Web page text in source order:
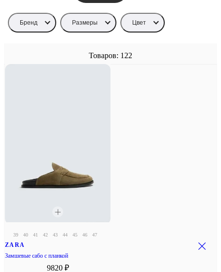
Бренд Размеры Цвет
Товаров: 122
39 40 41 42 43 44 45 46 47
ZARA
Замшевые сабо с планкой
9820 ₽